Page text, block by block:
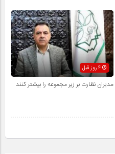
مدیران نظارت بر زیر مجموعه را بیشتر کنند